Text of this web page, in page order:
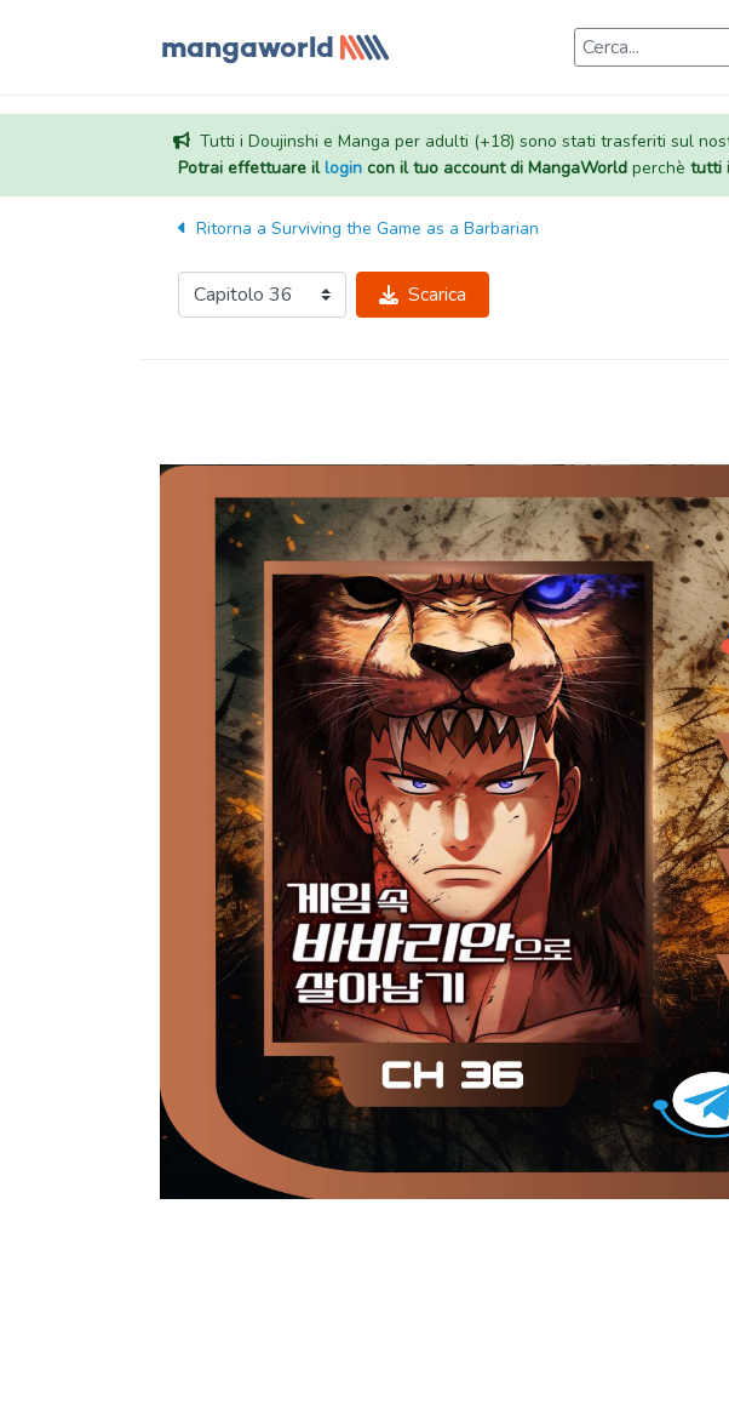
Tutti i Doujinshi e Manga per adulti (+18) sono stati trasferiti sul
Potrai effettuare illogincon il tuo account di MangaWorldperchè tutti
Ritorna a Surviving the Game as a Barbarian
Scarica